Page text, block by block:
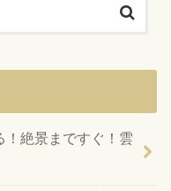
！絶景まですぐ！雲